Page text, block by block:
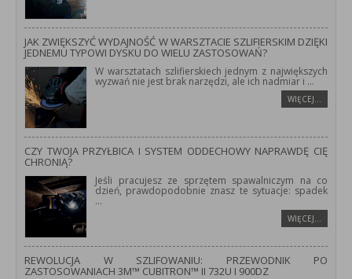
JAK ZWIĘKSZYĆ WYDAJNOŚĆ W WARSZTACIE SZLIFIERSKIM DZIĘKI
JEDNEMU TYPOWI DYSKU DO WIELU ZASTOSOWAŃ?
W warsztatach szlifierskiech jednym z największych
wyzwań nie jest brak narzędzi, ale ich nadmiar i ...
WIĘCEJ…
CZY TWOJA PRZYŁBICA I SYSTEM ODDECHOWY NAPRAWDĘ CIĘ
CHRONIĄ?
Jeśli pracujesz ze sprzętem spawalniczym na co
dzień, prawdopodobnie znasz te sytuacje: spadek
...
WIĘCEJ…
REWOLUCJA W SZLIFOWANIU: PRZEWODNIK PO
ZASTOSOWANIACH 3M™ CUBITRON™ II 732U I 900DZ